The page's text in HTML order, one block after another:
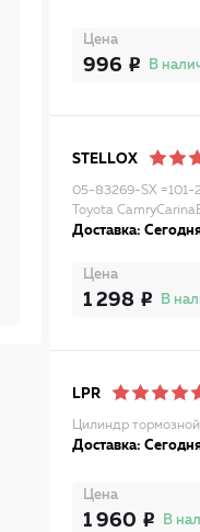
Цена
996
STELLOX
05-83269-SX =101-
Toyota
Доставка:
Цена
1 298 В
LPR
Цилиндр
Доставка:
Цена
1 960 В